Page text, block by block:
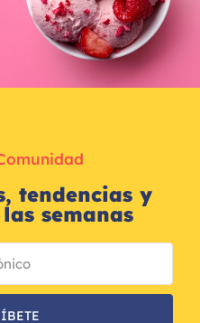
tendencias y
semanas